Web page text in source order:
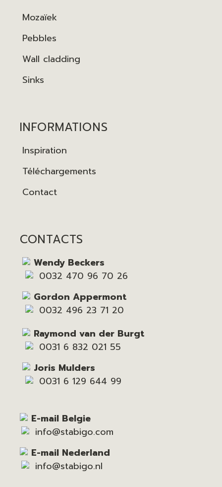
Mozaïek
Pebbles
Wall cladding
Sinks
INFORMATIONS
Inspiration
Téléchargements
Contact
CONTACTS
Wendy Beckers
0032 470 96 70 26
Gordon Appermont
0032 496 23 71 20
Raymond van der Burgt
0031 6 832 021 55
Joris Mulders
0031 6 129 644 99
E-mail Belgie
info@stabigo.com
E-mail Nederland
info@stabigo.nl